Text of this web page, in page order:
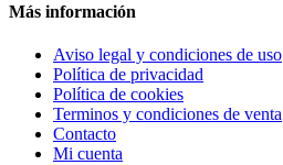
Más información
Aviso legal y condiciones de uso
Política de privacidad
Política de cookies
Terminos y condiciones de venta
Contacto
Mi cuenta